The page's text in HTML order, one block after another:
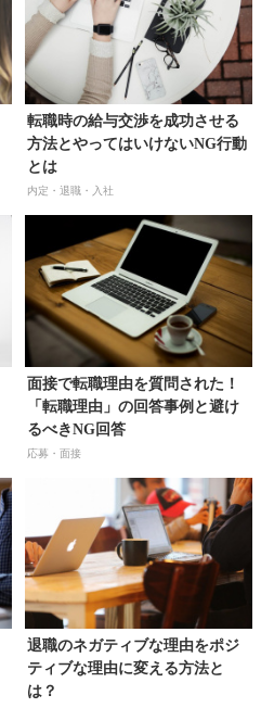
転職時の給与交渉を成功させる
方法とやってはいけないNG行動
とは
内定・退職・入社
面接で転職理由を質問された！
「転職理由」の回答事例と避け
るべきNG回答
応募・面接
退職のネガティブな理由をポジ
ティブな理由に変える方法と
は？